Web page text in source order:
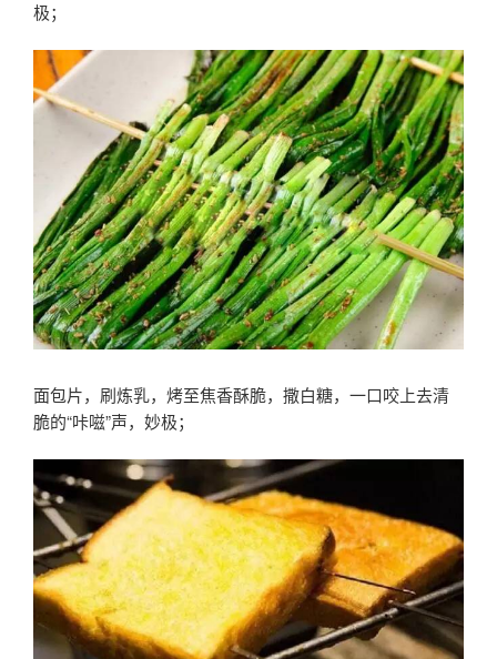
极；
面包片，刷炼乳，烤至焦香酥脆，撒白糖，一口咬上去清
脆的“咔嗞”声，妙极；